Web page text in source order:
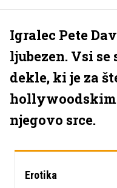
Igralec Pete
ljubezen. Vsi se
dekle, ki je za
njegovo srce.
Erotika